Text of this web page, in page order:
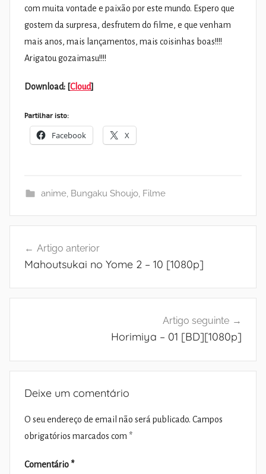
com muita vontade e paixão por este mundo. Espero que
gostem da surpresa, desfrutem do filme, e que venham
mais anos, mais lançamentos, mais coisinhas boas!!!!
Arigatou gozaimasu!!!!
Download: [Cloud]
Partilhar isto:
Facebook X
anime, Bungaku Shoujo, Filme
de
Artigo anterior
Mahoutsukai no Yome 2 – 10 [1080p]
Artigo seguinte
Horimiya – 01 [BD][1080p]
Deixe um comentário
O seu endereço de email não será publicado. Campos
obrigatórios marcados com *
Comentário *